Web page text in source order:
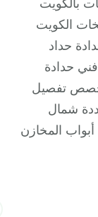
الكويت
حداد
حدادة
تفصيل
شمال
المخازن